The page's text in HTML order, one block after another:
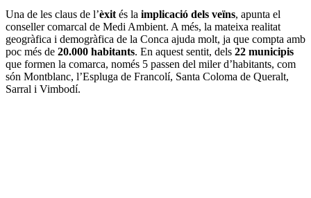
Una de les claus de l’èxit és la implicació dels veïns, apunta el
conseller comarcal de Medi Ambient. A més, la mateixa realitat
geogràfica i demogràfica de la Conca ajuda molt, ja que compta amb
poc més de 20.000 habitants. En aquest sentit, dels 22 municipis
que formen la comarca, només 5 passen del miler d’habitants, com
són Montblanc, l’Espluga de Francolí, Santa Coloma de Queralt,
Sarral i Vimbodí.